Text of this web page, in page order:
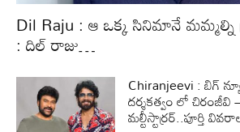
Dil Raju : ఆ ఒక్క సినిమానే మమ్మల్ని
: దిల్ రాజు…
Chiranjeevi : బిగ్
దర్శకత్వం లో చిరంజీవి
మల్టీస్టార్రర్..పూర్తి